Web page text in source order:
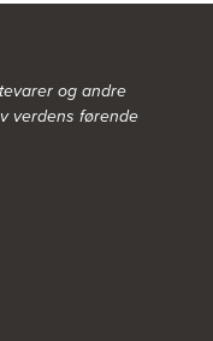
og andre
verdens førende